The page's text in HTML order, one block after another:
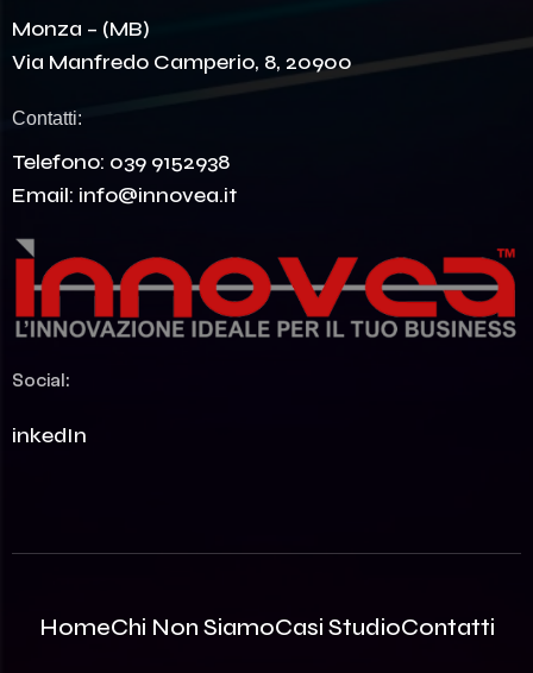
Monza – (MB)
Via Manfredo Camperio, 8, 20900
Contatti:
Telefono: 039 9152938
Email: info@innovea.it
Social:
LinkedIn
HomeChi Non SiamoCasi StudioContatti